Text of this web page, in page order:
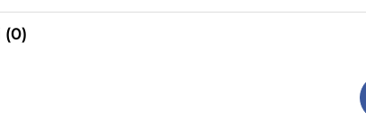
(0)